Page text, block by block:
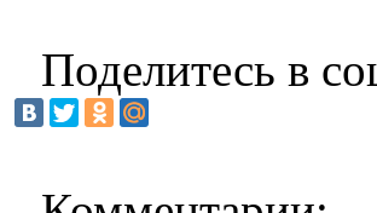
Поделитесь в